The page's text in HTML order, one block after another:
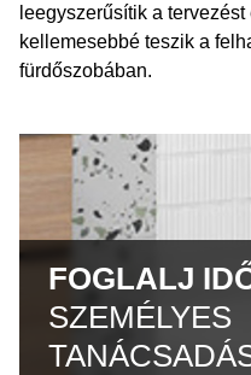
leegyszerűsítik a
kellemesebbé teszik a
fürdőszobában.
FOGLALJ
SZEMÉLYES